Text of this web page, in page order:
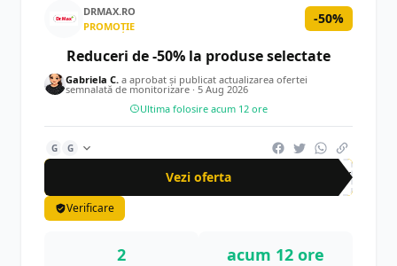
DRMAX.RO
PROMOȚIE
-50%
Reduceri de -50% la produse selectate
Gabriela C. a aprobat și publicat actualizarea ofertei
semnalată de monitorizare · 5 Aug 2026
Ultima folosire acum 12 ore
G G
Vezi oferta -50%
Verificare
2 acum 12 ore